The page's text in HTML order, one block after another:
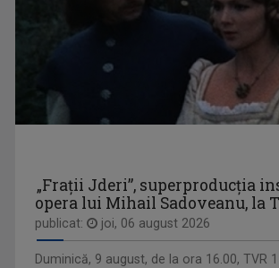
Weekend Matinal este emisiunea care crede că ...
IULIANA TUDOR
Face audienţe-record pentru Televiziunea ...
„Frații Jderi”, superproducția
opera lui Mihail Sadoveanu, la
publicat: joi, 06 august 2026
Duminică, 9 august, de la ora 16.00, TVR